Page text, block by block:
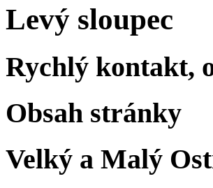
Levý sloupec
Rychlý kontakt,
Obsah stránky
Velký a Malý